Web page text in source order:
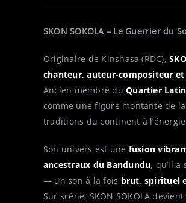
SKON SOKOLA – Le Guerrier du
Originaire de Kinshasa (RDC),
chanteur, auteur-compositeur
Ancien membre du Quartier
comme une figure montante de
traditions du continent à
Son univers est une fusion
ancestraux du Bandundu, qu’il a
— un son à la fois brut, spirituel
Sur scène, SKON SOKOLA devient